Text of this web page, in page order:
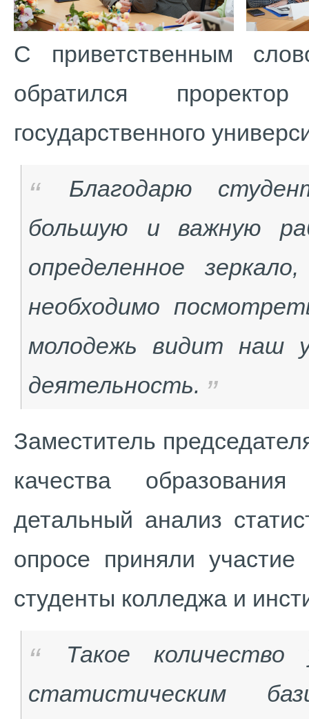
С приветственным
обратился
государственного
Благодарю
большую и важную
определенное
необходимо
молодежь видит наш
деятельность.
Заместитель
качества
детальный анализ
опросе приняли
студенты колледжа и
Такое количество
статистическим